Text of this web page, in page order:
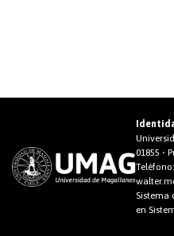
01855 •
Sistema
en